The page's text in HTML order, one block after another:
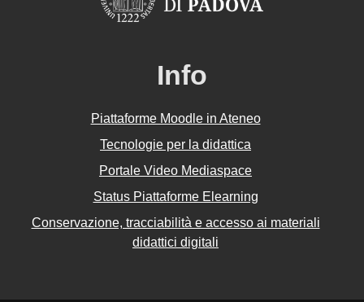
Info
Piattaforme Moodle in Ateneo
Tecnologie per la didattica
Portale Video Mediaspace
Status Piattaforme Elearning
Conservazione, tracciabilità e accesso ai materiali
didattici digitali